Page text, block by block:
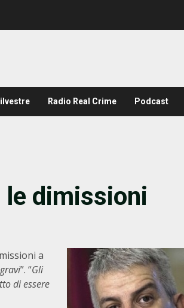
Radio Real Crime Podcast
le dimissioni
a
”. “Gli
di essere